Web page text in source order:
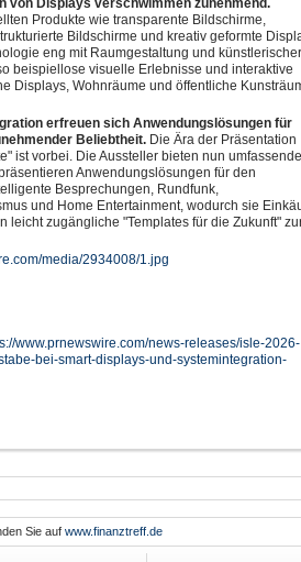
von Displays verschwimmen zunehmend.
Produkte wie transparente Bildschirme,
Bildschirme und kreativ geformte
eng mit Raumgestaltung und künstlerischer
beispiellose visuelle Erlebnisse und interaktive
Displays, Wohnräume und öffentliche
erfreuen sich Anwendungslösungen für
Beliebtheit. Die Ära der Präsentation
ist vorbei. Die Aussteller bieten nun umfassende
Anwendungslösungen für den
Besprechungen, Rundfunk,
und Home Entertainment, wodurch sie
leicht zugängliche "Templates für die Zukunft"
media/2934008/1.jpg
www.prnewswire.com/news-releases/isle-2026-
bei-smart-displays-und-systemintegration-
Sie auf www.finanztreff.de